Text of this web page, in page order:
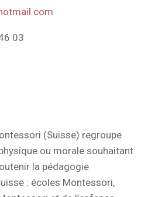
03
(Suisse) regroupe
ou morale souhaitant
la pédagogie
: écoles Montessori,